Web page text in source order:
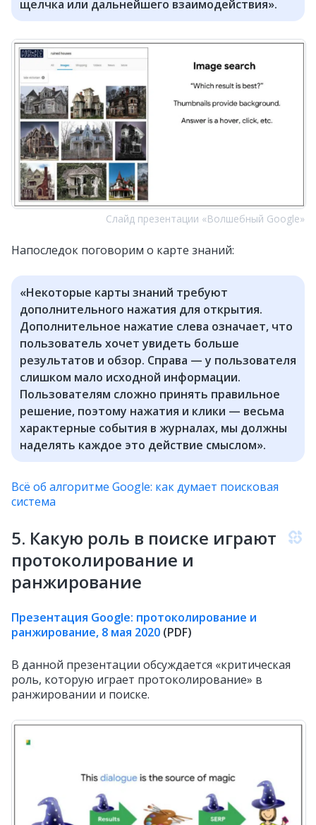
щелчка или дальнейшего взаимодействия».
Слайд презентации «Волшебный Google»
Напоследок поговорим о карте знаний:
«Некоторые карты знаний требуют
дополнительного нажатия для открытия.
Дополнительное нажатие слева означает, что
пользователь хочет увидеть больше
результатов и обзор. Справа — у пользователя
слишком мало исходной информации.
Пользователям сложно принять правильное
решение, поэтому нажатия и клики — весьма
характерные события в журналах, мы должны
наделять каждое это действие смыслом».
Всё об алгоритме Google: как думает поисковая
система
5. Какую роль в поиске играют
протоколирование и
ранжирование
Презентация Google: протоколирование и
ранжирование, 8 мая 2020 (PDF)
В данной презентации обсуждается «критическая
роль, которую играет протоколирование» в
ранжировании и поиске.